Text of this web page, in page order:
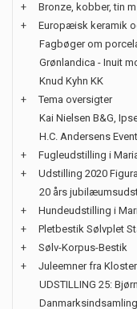
+
Bronze, kobber, tin
+
Europæisk keramik
Fagbøger om
Grønlandica - Inuit
Knud Kyhn KK
+
Tema oversigter
Kai Nielsen B&G,
H.C. Andersens
+
Fugleudstilling i
+
Udstilling 2020
20 års
+
Hundeudstilling i
+
Pletbestik Sølvplet
+
Sølv-Korpus-Bestik
+
Juleemner fra
UDSTILLING 25: